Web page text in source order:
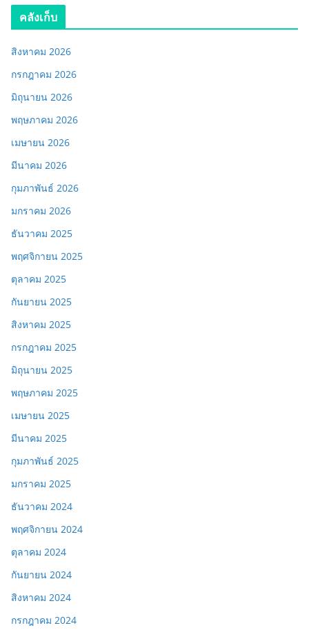
คลังเก็บ
สิงหาคม 2026
กรกฎาคม 2026
มิถุนายน 2026
พฤษภาคม 2026
เมษายน 2026
มีนาคม 2026
กุมภาพันธ์ 2026
มกราคม 2026
ธันวาคม 2025
พฤศจิกายน 2025
ตุลาคม 2025
กันยายน 2025
สิงหาคม 2025
กรกฎาคม 2025
มิถุนายน 2025
พฤษภาคม 2025
เมษายน 2025
มีนาคม 2025
กุมภาพันธ์ 2025
มกราคม 2025
ธันวาคม 2024
พฤศจิกายน 2024
ตุลาคม 2024
กันยายน 2024
สิงหาคม 2024
กรกฎาคม 2024